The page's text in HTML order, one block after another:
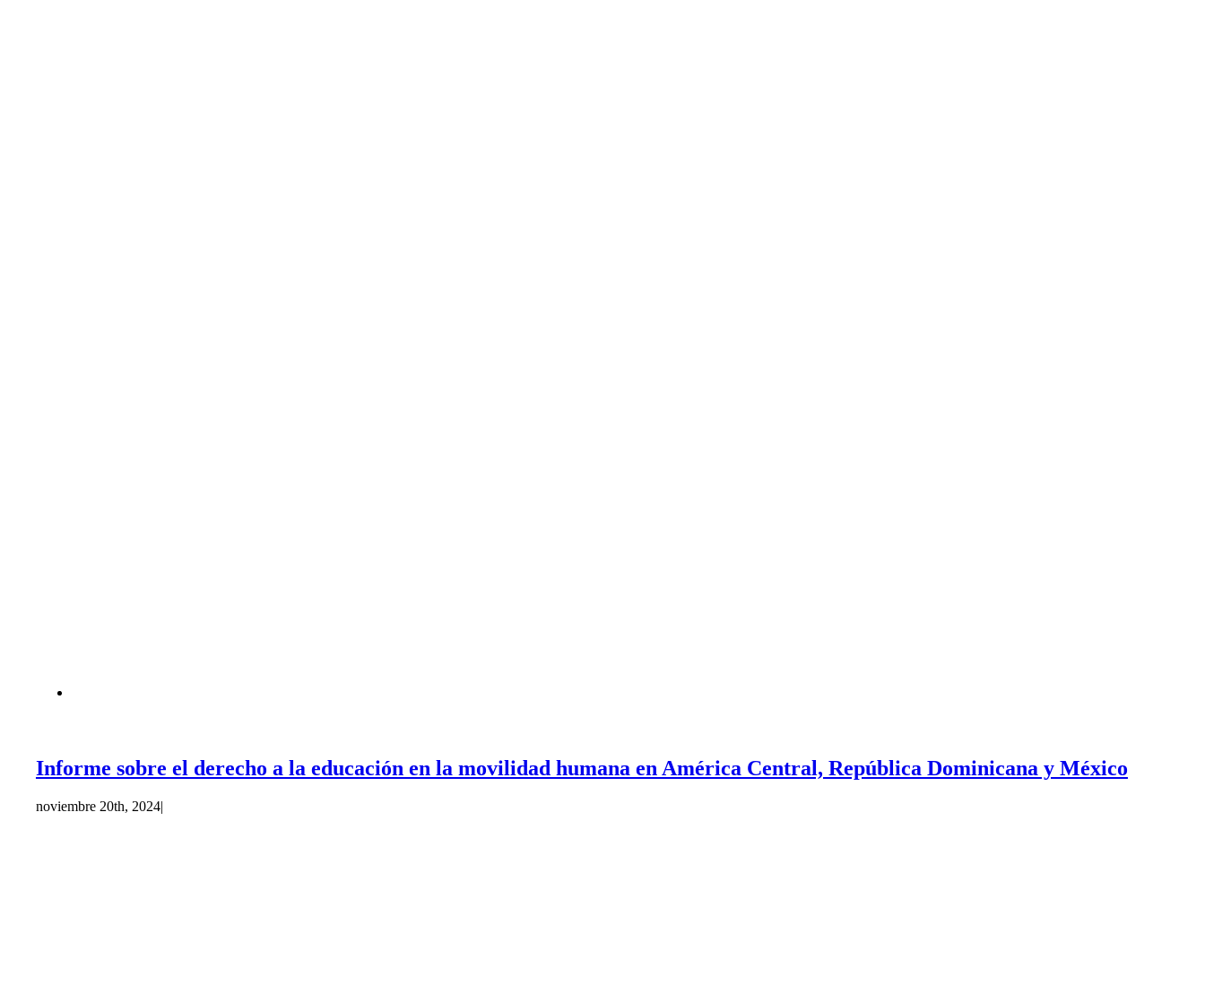
Informe sobre el derecho a la educación en la movilidad humana en América Central, República Dominicana y México
noviembre 20th, 2024|